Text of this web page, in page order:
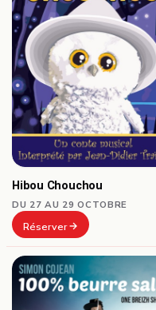
Hibou Chouchou
DU 27 AU 29 OCTOBRE
Réserver